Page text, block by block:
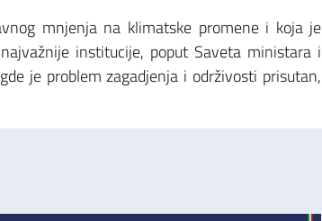
mnjenja na klimatske promene i koja je
institucije, poput Saveta ministara i
je problem zagadjenja i održivosti prisutan,